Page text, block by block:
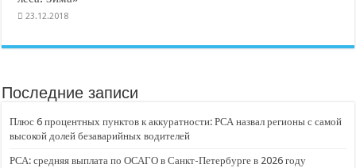
23.12.2018
Последние записи
Плюс 6 процентных пунктов к аккуратности: РСА назвал регионы с самой
высокой долей безаварийных водителей
РСА: средняя выплата по ОСАГО в Санкт-Петербурге в 2026 году